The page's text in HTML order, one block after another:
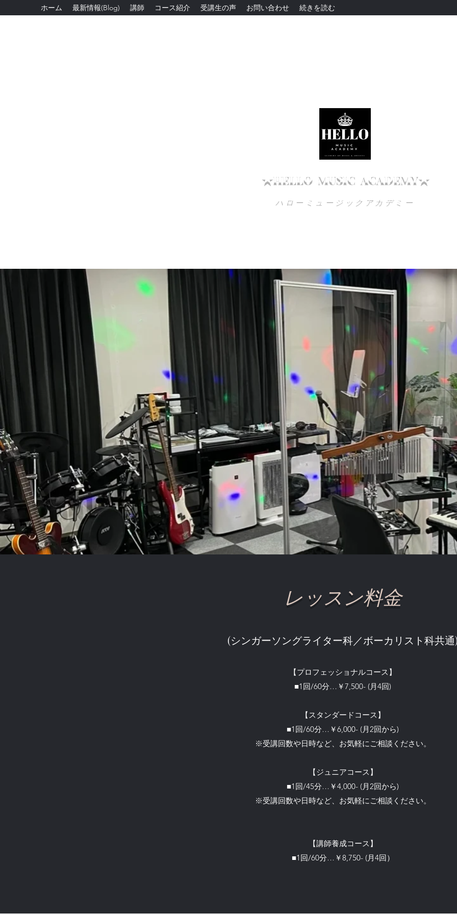
ホーム 最新情報(Blog) 講師 コース紹介 受講生の声 お問い合わせ 続きを読む
★HELLO MUSIC ACADEMY★
ハローミュージックアカデミー
レッスン料金
(シンガーソングライター科／ボーカリスト科共通
【プロフェッショナルコース】
■1回/60分…￥7,500- (月4回)
【スタンダードコース】
■1回/60分…￥6,000- (月2回から)
※受講回数や日時など、お気軽にご相談ください。
【ジュニアコース】
■1回/45分…￥4,000- (月2回から)
※受講回数や日時など、お気軽にご相談ください。
【講師養成コース】
■1回/60分…￥8,750- (月4回）